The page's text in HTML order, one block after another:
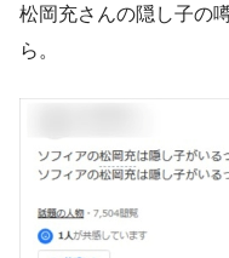
松岡充さんの隠し子の
ら。